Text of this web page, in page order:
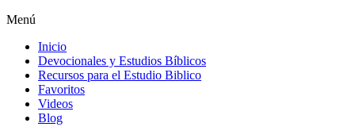
Menú
Inicio
Devocionales y Estudios Bíblicos
Recursos para el Estudio Biblico
Favoritos
Videos
Blog